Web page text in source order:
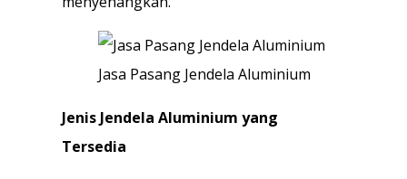
Jasa Pasang Jendela Aluminium
Jenis Jendela Aluminium yang
Tersedia